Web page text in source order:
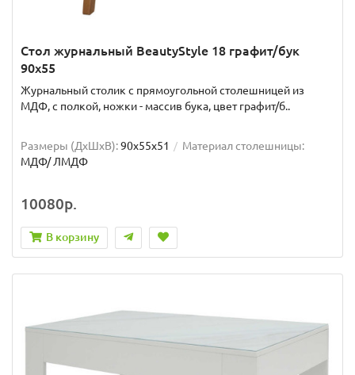
Стол журнальный BeautyStyle 18 графит/бук
90x55
Журнальный столик с прямоугольной столешницей из
МДФ, с полкой, ножки - массив бука, цвет графит/б..
Размеры (ДхШxВ):90х55х51
Материал столешницы:
МДФ/ ЛМДФ
10080р.
В корзину